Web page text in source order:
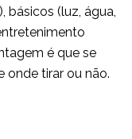
básicos (luz, água,
é que se
onde tirar ou não.